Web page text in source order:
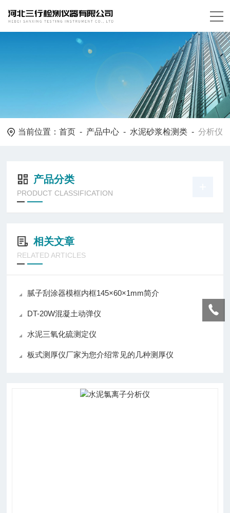
当前位置：首页 - 产品中心 - 水泥砂浆检测类 -分析仪
产品分类
PRODUCT CLASSIFICATION
相关文章
RELATED ARTICLES
腻子刮涂器模框内框145×60×1mm简介
DT-20W混凝土动弹仪
水泥三氧化硫测定仪
板式测厚仪厂家为您介绍常见的几种测厚仪